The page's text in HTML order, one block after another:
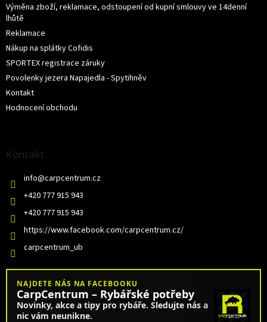
Výměna zboží, reklamace, odstoupení od kupní smlouvy ve 14denní
lhůtě
Reklamace
Nákup na splátky Cofidis
SPORTEX registrace záruky
Povolenky jezera Napajedla - Spytihněv
Kontakt
Hodnocení obchodu
Kontakt
info@carpcentrum.cz
+420 777 915 943
+420 777 915 943
https://www.facebook.com/carpcentrum.cz/
carpcentrum_ub
NAJDETE NÁS NA FACEBOOKU
CarpCentrum – Rybářské potřeby
Novinky, akce a tipy pro rybáře. Sledujte nás a
nic vám neunikne.